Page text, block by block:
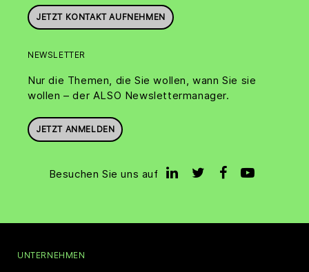
JETZT KONTAKT AUFNEHMEN
NEWSLETTER
Nur die Themen, die Sie wollen, wann Sie sie
wollen – der ALSO Newslettermanager.
JETZT ANMELDEN
Besuchen Sie uns auf
UNTERNEHMEN